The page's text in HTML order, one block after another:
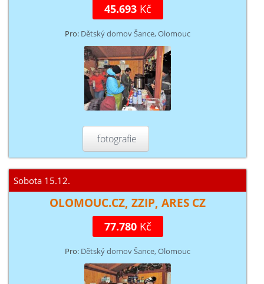
45.693Kč
Pro: Dětský domov Šance, Olomouc
fotografie
Sobota 15.12.
OLOMOUC.CZ, ZZIP, ARES CZ
77.780Kč
Pro: Dětský domov Šance, Olomouc